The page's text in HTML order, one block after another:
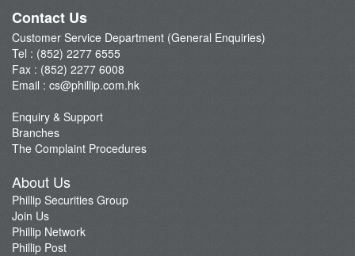
Phillip Post
新闻稿
Contact Us
Customer Service Department (General Enquiries)
Tel : (852) 2277 6555
Fax : (852) 2277 6008
Email : cs@phillip.com.hk
Enquiry & Support
Branches
The Complaint Procedures
About Us
Phillip Securities Group
Join Us
Phillip Network
Phillip Post